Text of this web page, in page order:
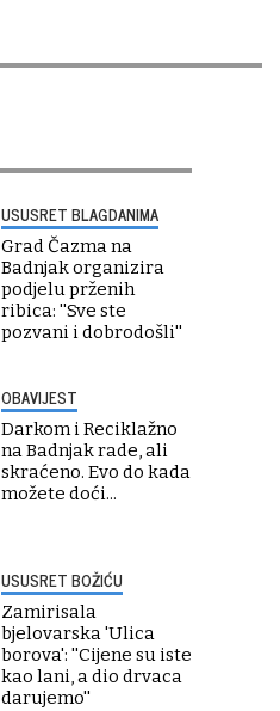
USUSRET BLAGDANIMA
Grad Čazma na
Badnjak organizira
podjelu prženih
ribica: ''Sve ste
pozvani i dobrodošli''
OBAVIJEST
Darkom i Reciklažno
na Badnjak rade, ali
skraćeno. Evo do kada
možete doći...
USUSRET BOŽIĆU
Zamirisala
bjelovarska 'Ulica
borova': ''Cijene su iste
kao lani, a dio drvaca
darujemo''